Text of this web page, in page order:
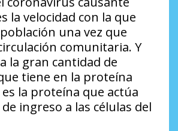
la velocidad con la que
una vez que
comunitaria. Y
la gran cantidad de
tiene en la proteína
es la proteína que actúa
ingreso a las células del